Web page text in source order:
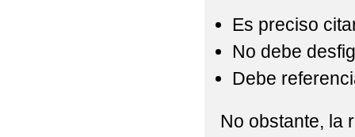
Es preciso
No debe
Debe
No obstante, la